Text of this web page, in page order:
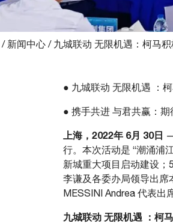
/ 新闻中心 / 九城联动 无限机遇：柯马
● 九城联动 无限机遇 ：
● 携手共进 与君共赢：
上海， 2022年 6月 30日
行。本次活动是 “潮涌浦
新城重大项目启动建设
李谦及各委办局领导出席
MESSINI Andrea 代表出
九城联动 无限机遇 ：柯